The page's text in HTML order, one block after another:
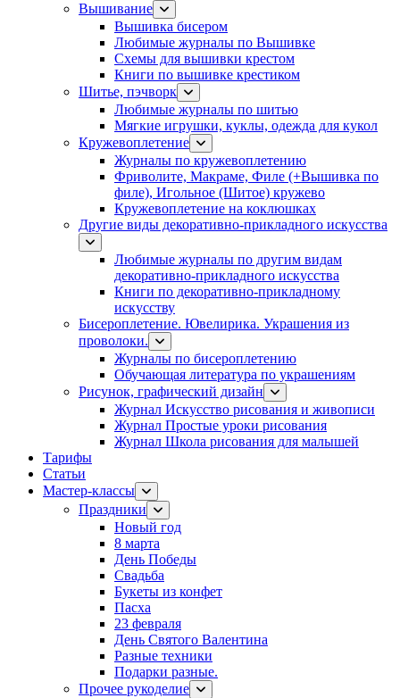
Вышивание
Вышивка бисером
Любимые журналы по Вышивке
Схемы для вышивки крестом
Книги по вышивке крестиком
Шитье, пэчворк
Любимые журналы по шитью
Мягкие игрушки, куклы, одежда для кукол
Кружевоплетение
Журналы по кружевоплетению
Фриволите, Макраме, Филе (+Вышивка по
филе), Игольное (Шитое) кружево
Кружевоплетение на коклюшках
Другие виды декоративно-прикладного искусства
Любимые журналы по другим видам
декоративно-прикладного искусства
Книги по декоративно-прикладному
искусству
Бисероплетение. Ювелирика. Украшения из
проволоки.
Журналы по бисероплетению
Обучающая литература по украшениям
Рисунок, графический дизайн
Журнал Искусство рисования и живописи
Журнал Простые уроки рисования
Журнал Школа рисования для малышей
Тарифы
Статьи
Мастер-классы
Праздники
Новый год
8 марта
День Победы
Свадьба
Букеты из конфет
Пасха
23 февраля
День Святого Валентина
Разные техники
Подарки разные.
Прочее рукоделие